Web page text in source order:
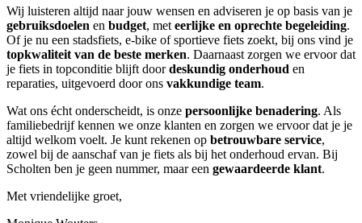
Wij luisteren altijd naar jouw wensen en adviseren je op basis van je
gebruiksdoelen en budget, met eerlijke en oprechte begeleiding.
Of je nu een stadsfiets, e-bike of sportieve fiets zoekt, bij ons vind je
topkwaliteit van de beste merken. Daarnaast zorgen we ervoor dat
je fiets in topconditie blijft doordeskundig onderhoud en
reparaties, uitgevoerd door ons vakkundige team.
Wat ons écht onderscheidt, is onze persoonlijke benadering. Als
familiebedrijf kennen we onze klanten en zorgen we ervoor dat je je
altijd welkom voelt. Je kunt rekenen op betrouwbare service,
zowel bij de aanschaf van je fiets als bij het onderhoud ervan. Bij
Scholten ben je geen nummer, maar een gewaardeerde klant.
Met vriendelijke groet,